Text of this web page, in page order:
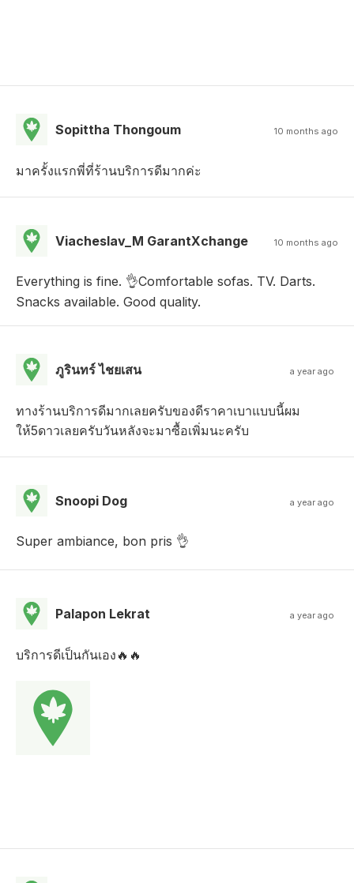
Sopittha Thongoum 10 months ago
มาครั้งแรกพี่ที่ร้านบริการดีมากค่ะ
Viacheslav_M GarantXchange 10 months ago
Everything is fine. 👌Comfortable sofas. TV. Darts.
Snacks available. Good quality.
ภูรินทร์ ไชยเสน a year ago
ทางร้านบริการดีมากเลยครับของดีราคาเบาแบบนี้ผม
ให้5ดาวเลยครับวันหลังจะมาซื้อเพิ่มนะครับ
Snoopi Dog a year ago
Super ambiance, bon pris 👌
Palapon Lekrat a year ago
บริการดีเป็นกันเอง🔥🔥